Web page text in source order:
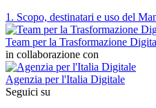
1. Scopo, destinatari e uso del
Team per la Trasformazione
in collaborazione con
Agenzia per l'Italia Digitale
Seguici su